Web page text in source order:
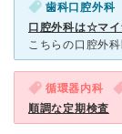
歯科口腔外科
口腔外科は☆マイ
循環器内科
順調な定期検査